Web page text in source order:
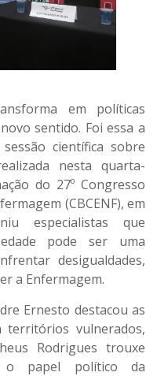
em políticas
sentido. Foi essa a
científica sobre
nesta quarta-
do 27º Congresso
(CBCENF), em
especialistas que
pode ser uma
desigualdades,
a Enfermagem.
Ernesto destacou as
territórios vulnerados,
Rodrigues trouxe
o papel político da